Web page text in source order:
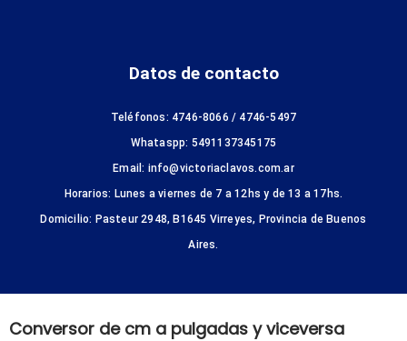
Datos de contacto
Teléfonos: 4746-8066 / 4746-5497
Whataspp: 5491137345175
Email: info@victoriaclavos.com.ar
Horarios: Lunes a viernes de 7 a 12hs y de 13 a 17hs.
Domicilio: Pasteur 2948, B1645 Virreyes, Provincia de Buenos
Aires.
Conversor de cm a pulgadas y viceversa